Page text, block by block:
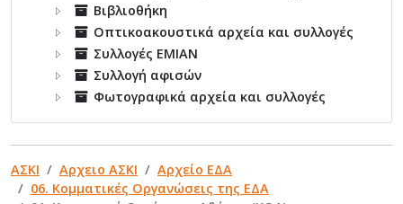
Βιβλιοθήκη
Οπτικοακουστικά αρχεία και συλλογές
Συλλογές ΕΜΙΑΝ
Συλλογή αφισών
Φωτογραφικά αρχεία και συλλογές
ΑΣΚΙ Αρχειο ΑΣΚΙ
Αρχείο ΕΔΑ
06. Κομματικές Οργανώσεις της ΕΔΑ